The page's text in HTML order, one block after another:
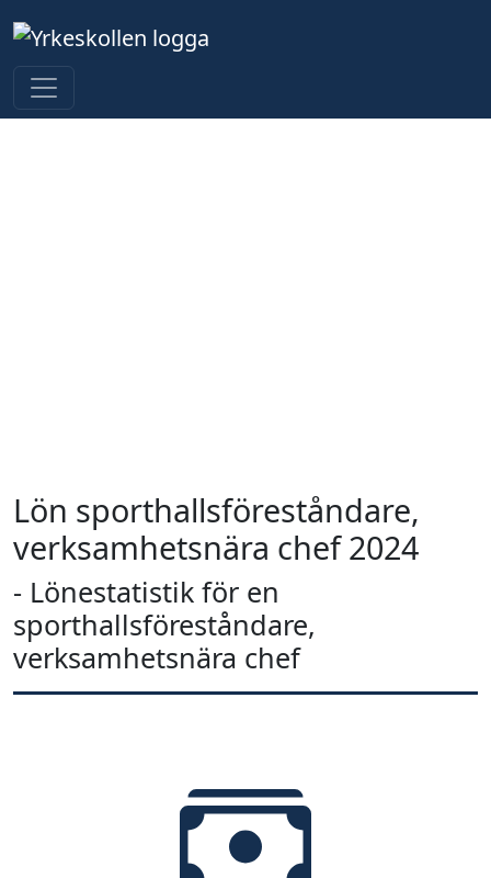
Lön sporthallsföreståndare,
verksamhetsnära chef 2024
- Lönestatistik för en
sporthallsföreståndare,
verksamhetsnära chef